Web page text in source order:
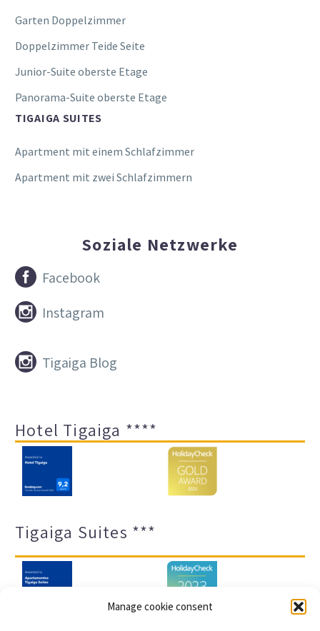
Manage cookie consent
Garten Doppelzimmer
Doppelzimmer Teide Seite
Junior-Suite oberste Etage
Panorama-Suite oberste Etage
TIGAIGA SUITES
Apartment mit einem Schlafzimmer
Apartment mit zwei Schlafzimmern
Soziale Netzwerke

 Facebook

 Instagram

 Tigaiga Blog
Hotel Tigaiga ****
Tigaiga Suites ***